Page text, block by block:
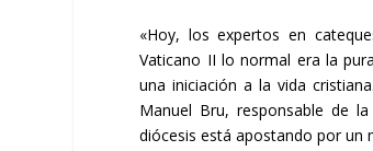
«Hoy, los expertos en
Vaticano II lo normal era la
una iniciación a la vida
Manuel Bru, responsable de
diócesis está apostando por un